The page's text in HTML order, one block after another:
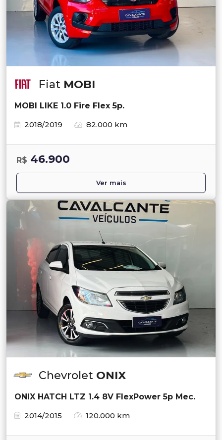
Fiat MOBI
MOBI LIKE 1.0 Fire Flex 5p.
2018/2019
82.000 km
R$ 46.900
Ver mais
Chevrolet ONIX
ONIX HATCH LTZ 1.4 8V FlexPower 5p Mec.
2014/2015
120.000 km